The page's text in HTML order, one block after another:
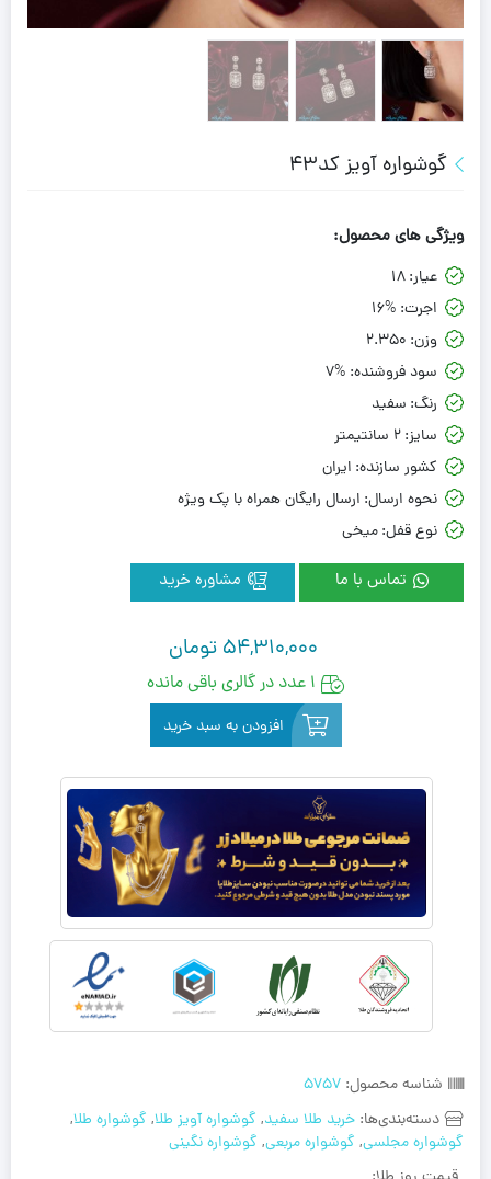
گوشواره آویز کد43
شناسه محصول: 5757
دسته‌بندی‌ها: خرید طلا سفید, گوشواره آویز طلا, گوشواره طلا,
گوشواره مجلسی, گوشواره مربعی, گوشواره نگینی
ویژگی های محصول:
عیار:18
اجرت: 16%
وزن: 2.350
سود فروشنده: 7%
رنگ: سفید
سایز:2 سانتیمتر
کشور سازنده: ایران
نحوه ارسال: ارسال رایگان همراه با پک ویژه
نوع قفل:میخی
تماس با ما
54,310,000 تومان
1 عدد در گالری باقی مانده
افزودن به سبد خرید